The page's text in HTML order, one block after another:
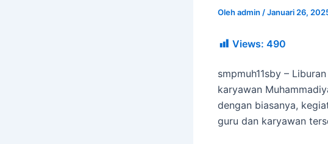
Olehadmin /Januari 26,
Views: 490
smpmuh11sby –
karyawan
dengan biasanya,
guru dan karyawan